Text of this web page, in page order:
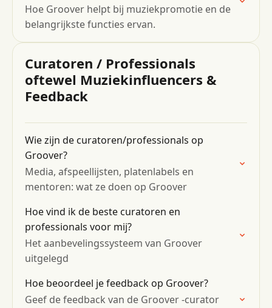
Hoe Groover helpt bij muziekpromotie en de
belangrijkste functies ervan.
Curatoren / Professionals
oftewel Muziekinfluencers &
Feedback
Wie zijn de curatoren/professionals op
Groover?
Media, afspeellijsten, platenlabels en
mentoren: wat ze doen op Groover
Hoe vind ik de beste curatoren en
professionals voor mij?
Het aanbevelingssysteem van Groover
uitgelegd
Hoe beoordeel je feedback op Groover?
Geef de feedback van de Groover -curator